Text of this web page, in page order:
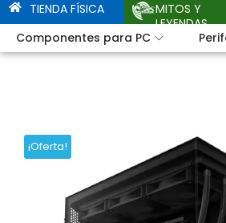
TIENDA FÍSICA
MITOS Y
LEYENDAS
Componentes para PC
¡Oferta!